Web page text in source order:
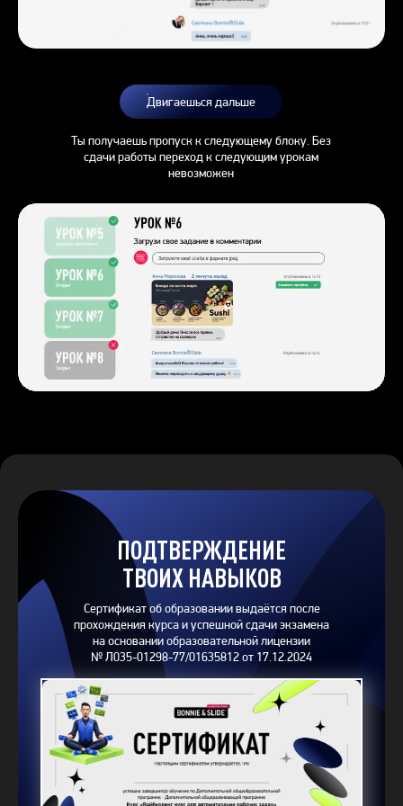
Двигаешься дальше
Ты получаешь пропуск к следующему блоку. Без
сдачи работы переход к следующим урокам
невозможен
ПОДТВЕРЖДЕНИЕ
ТВОИХ НАВЫКОВ
Сертификат об образовании выдаётся после
прохождения курса и успешной сдачи экзамена
на основании образовательной лицензии
№ Л035-01298-77/01635812 от 17.12.2024